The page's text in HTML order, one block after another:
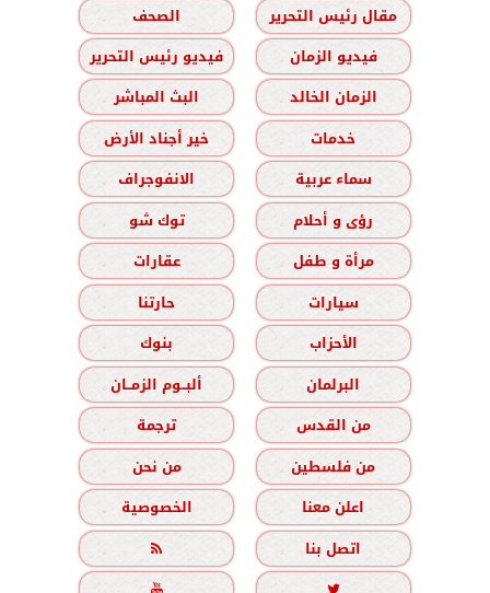
مقال رئيس التحرير
الصحف
فيديو الزمان
فيديو رئيس التحرير
الزمان الخالد
البث المباشر
خدمات
خير أجناد الأرض
سماء عربية
الانفوجراف
رؤى و أحلام
توك شو
مرأة و طفل
عقارات
سيارات
حارتنا
الأحزاب
بنوك
البرلمان
ألبــوم الزمــان
من القدس
ترجمة
من فلسطين
من نحن
اعلن معنا
الخصوصية
اتصل بنا
